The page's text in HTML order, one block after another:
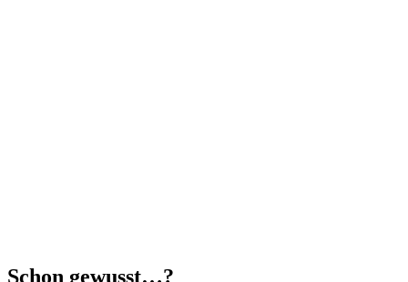
Schon gewusst…?